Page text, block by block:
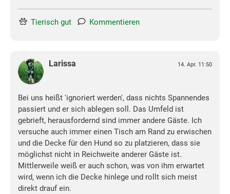
Tierisch gut Kommentieren
Larissa 14. Apr. 11:50
Bei uns heißt 'ignoriert werden', dass nichts Spannendes
passiert und er sich ablegen soll. Das Umfeld ist
gebrieft, herausfordernd sind immer andere Gäste. Ich
versuche auch immer einen Tisch am Rand zu erwischen
und die Decke für den Hund so zu platzieren, dass sie
möglichst nicht in Reichweite anderer Gäste ist.
Mittlerweile weiß er auch schon, was von ihm erwartet
wird, wenn ich die Decke hinlege und rollt sich meist
direkt drauf ein.